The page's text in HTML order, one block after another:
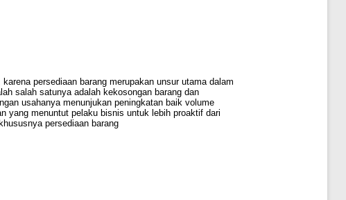
persediaan barang merupakan unsur utama dalam
salah satunya adalah kekosongan barang dan
usahanya menunjukan peningkatan baik volume
yang menuntut pelaku bisnis untuk lebih proaktif dari
persediaan barang